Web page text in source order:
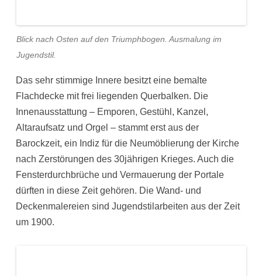
Blick nach Osten auf den Triumphbogen. Ausmalung im
Jugendstil.
Das sehr stimmige Innere besitzt eine bemalte
Flachdecke mit frei liegenden Querbalken. Die
Innenausstattung – Emporen, Gestühl, Kanzel,
Altaraufsatz und Orgel – stammt erst aus der
Barockzeit, ein Indiz für die Neumöblierung der Kirche
nach Zerstörungen des 30jährigen Krieges. Auch die
Fensterdurchbrüche und Vermauerung der Portale
dürften in diese Zeit gehören. Die Wand- und
Deckenmalereien sind Jugendstilarbeiten aus der Zeit
um 1900.